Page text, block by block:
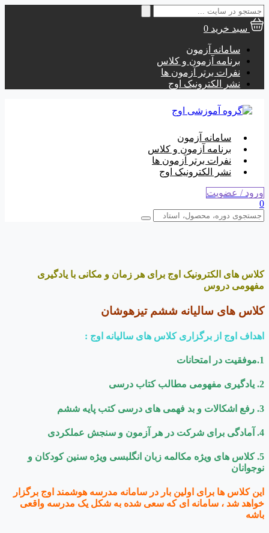
جستجو
برای:
سبد خرید 0
سامانه آزمون
برنامه آزمون و کلاس
نفرات برتر آزمون ها
نشر الکترونیک اوج
سامانه آزمون
برنامه آزمون و کلاس
نفرات برتر آزمون ها
نشر الکترونیک اوج
ورود / عضویت
0
کلاس های الکترونیک اوج برای هر زمان و مکانی با یادگیری
مفهومی دروس
کلاس های سالیانه ششم تیزهوشان
اهداف اوج از برگزاری کلاس های سالیانه اوج :
1.موفقیت در امتحانات
2. یادگیری مفهومی مطالب کتاب درسی
3. رفع اشکالات و بد فهمی های درسی کتب پایه ششم
4. آمادگی برای شرکت در هر آزمون و سنجش عملکردی
5. کلاس های ویژه مکالمه زبان انگلبسی ویژه سنین کودکان و
نوجوانان
این کلاس ها برای اولین بار در سامانه مدرسه هوشمند اوج برگزار
خواهد شد ، سامانه ای که سعی شده به شکل یک مدرسه واقعی
باشه